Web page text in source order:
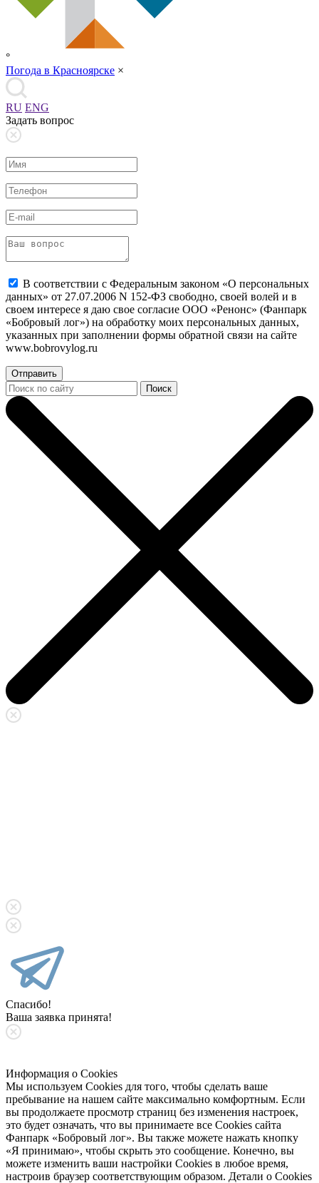
°
Погода в Красноярске ×
RU ENG
Задать вопрос
В соответствии с Федеральным законом «О персональных
данных» от 27.07.2006 N 152-ФЗ свободно, своей волей и в
своем интересе я даю свое согласие ООО «Ренонс» (Фанпарк
«Бобровый лог») на обработку моих персональных данных,
указанных при заполнении формы обратной связи на сайте
www.bobrovylog.ru
Отправить
Спасибо!
Ваша заявка принята!
Информация о Cookies
Мы используем Cookies для того, чтобы сделать ваше
пребывание на нашем сайте максимально комфортным. Если
вы продолжаете просмотр страниц без изменения настроек,
это будет означать, что вы принимаете все Cookies сайта
Фанпарк «Бобровый лог». Вы также можете нажать кнопку
«Я принимаю», чтобы скрыть это сообщение. Конечно, вы
можете изменить ваши настройки Cookies в любое время,
настроив браузер соответствующим образом. Детали о Cookies